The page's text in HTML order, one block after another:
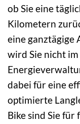
ob Sie eine
Kilometern
eine ganztägige
wird Sie nicht
dabei für eine
optimierte
Bike sind Sie für